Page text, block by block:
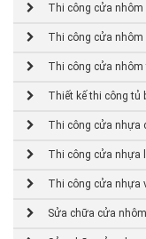
Thi công cửa nhôm
Thi công cửa nhôm
Thi công cửa nhôm
Thiết kế thi công tủ
Thi công cửa nhựa
Thi công cửa nhựa
Thi công cửa nhựa
Sửa chữa cửa